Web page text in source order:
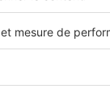
est ultra
de PGA